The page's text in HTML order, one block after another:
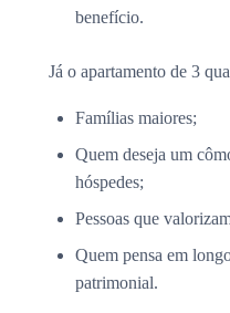
benefício.
Já o apartamento de 3
Famílias maiores;
Quem deseja um
hóspedes;
Pessoas que
Quem pensa em
patrimonial.